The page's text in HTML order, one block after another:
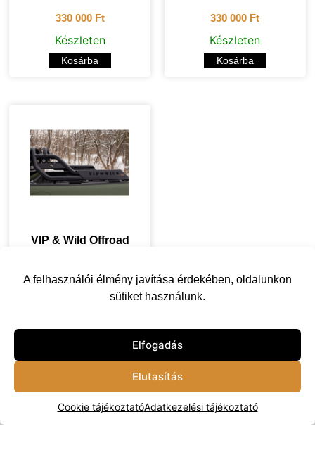
A felhasználói élmény javítása érdekében, oldalunkon
sütiket használunk.
Elfogadás
Elutasítás
Cookie tájékoztatóAdatkezelési tájékoztató
330 000 Ft
Készleten
Kosárba
330 000 Ft
Készleten
Kosárba
VIP & Wild Offroad